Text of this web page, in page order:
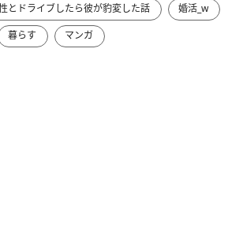
とドライブしたら彼が豹変した話
婚活_w
暮らす マンガ